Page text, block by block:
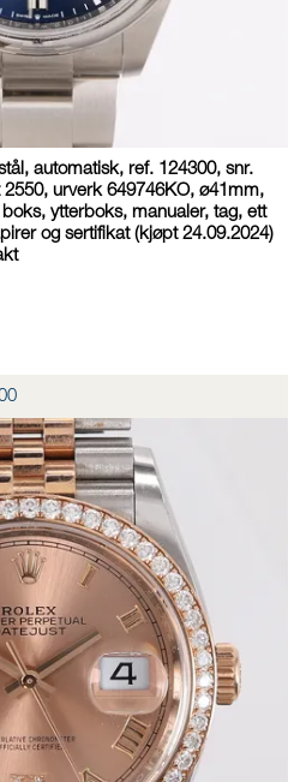
automatisk, ref. 124300, snr.
urverk 649746KO, ø41mm,
ytterboks, manualer, tag, ett
og sertifikat (kjøpt 24.09.2024)